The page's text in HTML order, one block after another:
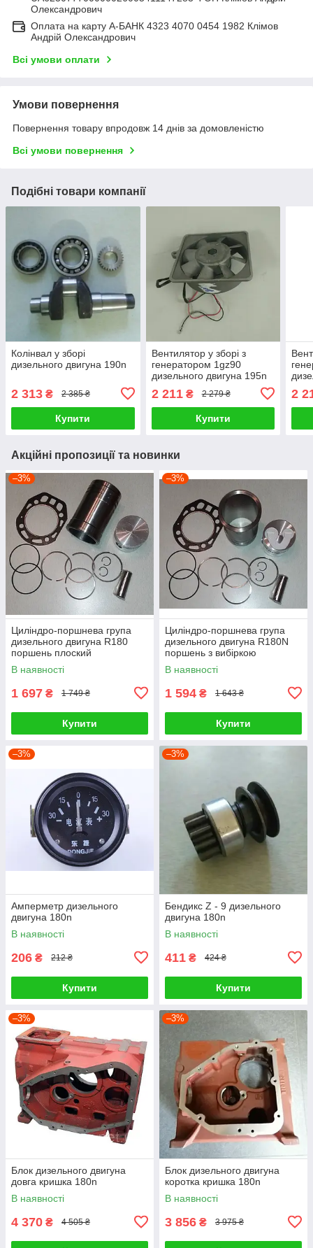
Олександрович
Оплата на карту А-БАНК 4323 4070 0454 1982 Клімов
Андрій Олександрович
Всі умови оплати
Умови повернення
Повернення товару впродовж 14 днів за домовленістю
Всі умови повернення
Подібні товари компанії
Колінвал у зборі
дизельного двигуна 190n
2 313 ₴ 2 385 ₴
Купити
Вентилятор у зборі з
генератором 1gz90
дизельного двигуна 195n
2 211₴ 2 279 ₴
Купити
2
Акційні пропозиції та новинки
–3%
Циліндро-поршнева група
дизельного двигуна R180
поршень плоский
В наявності
1 697 ₴ 1 749 ₴
Купити
–3%
Циліндро-поршнева група
дизельного двигуна R180N
поршень з вибіркою
В наявності
1 594 ₴ 1 643 ₴
Купити
–3%
Амперметр дизельного
двигуна 180n
В наявності
206 ₴ 212 ₴
Купити
–3%
Бендикс Z - 9 дизельного
двигуна 180n
В наявності
411 ₴ 424 ₴
Купити
–3%
Блок дизельного двигуна
довга кришка 180n
В наявності
4 370 ₴ 4 505 ₴
–3%
Блок дизельного двигуна
коротка кришка 180n
В наявності
3 856 ₴ 3 975 ₴